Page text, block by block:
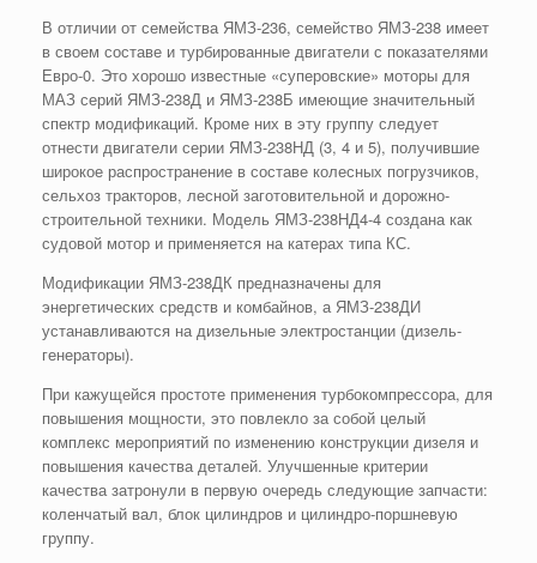
В отличии от семейства ЯМЗ-236, семейство ЯМЗ-238 имеет
в своем составе и турбированные двигатели с показателями
Евро-0. Это хорошо известные «суперовские» моторы для
МАЗ серий ЯМЗ-238Д и ЯМЗ-238Б имеющие значительный
спектр модификаций. Кроме них в эту группу следует
отнести двигатели серии ЯМЗ-238НД (3, 4 и 5), получившие
широкое распространение в составе колесных погрузчиков,
сельхоз тракторов, лесной заготовительной и дорожно-
строительной техники. Модель ЯМЗ-238НД4-4 создана как
судовой мотор и применяется на катерах типа КС.
Модификации ЯМЗ-238ДК предназначены для
энергетических средств и комбайнов, а ЯМЗ-238ДИ
устанавливаются на дизельные электростанции (дизель-
генераторы).
При кажущейся простоте применения турбокомпрессора, для
повышения мощности, это повлекло за собой целый
комплекс мероприятий по изменению конструкции дизеля и
повышения качества деталей. Улучшенные критерии
качества затронули в первую очередь следующие запчасти:
коленчатый вал, блок цилиндров и цилиндро-поршневую
группу.